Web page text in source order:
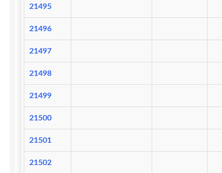
21495
21496
21497
21498
21499
21500
21501
21502